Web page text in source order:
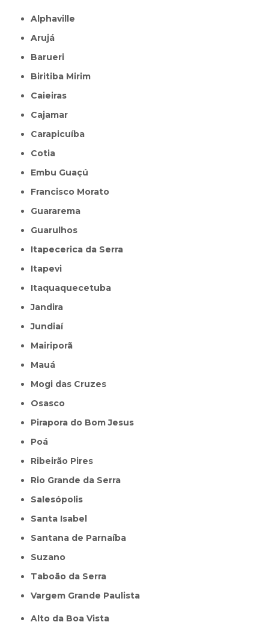
Alphaville
Arujá
Barueri
Biritiba Mirim
Caieiras
Cajamar
Carapicuíba
Cotia
Embu Guaçú
Francisco Morato
Guararema
Guarulhos
Itapecerica da Serra
Itapevi
Itaquaquecetuba
Jandira
Jundiaí
Mairiporã
Mauá
Mogi das Cruzes
Osasco
Pirapora do Bom Jesus
Poá
Ribeirão Pires
Rio Grande da Serra
Salesópolis
Santa Isabel
Santana de Parnaíba
Suzano
Taboão da Serra
Vargem Grande Paulista
Alto da Boa Vista